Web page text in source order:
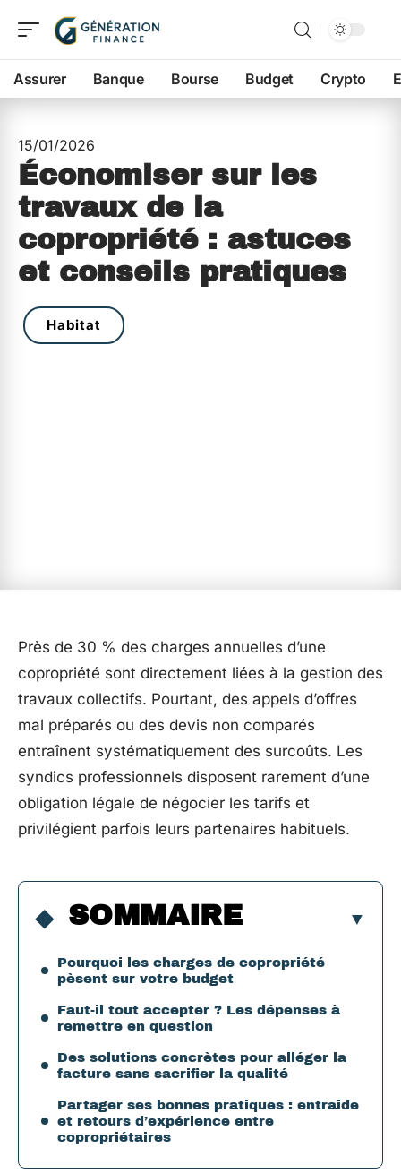
Assurer Banque Bourse Budget Crypto
15/01/2026
Économiser sur les
travaux de la
copropriété : astuces
et conseils pratiques
Habitat
Près de 30 % des charges annuelles d’une
copropriété sont directement liées à la gestion des
travaux collectifs. Pourtant, des appels d’offres
mal préparés ou des devis non comparés
entraînent systématiquement des surcoûts. Les
syndics professionnels disposent rarement d’une
obligation légale de négocier les tarifs et
privilégient parfois leurs partenaires habituels.
SOMMAIRE
Pourquoi les charges de copropriété
pèsent sur votre budget
Faut-il tout accepter ? Les dépenses à
remettre en question
Des solutions concrètes pour alléger la
facture sans sacrifier la qualité
Partager ses bonnes pratiques : entraide
et retours d’expérience entre
copropriétaires